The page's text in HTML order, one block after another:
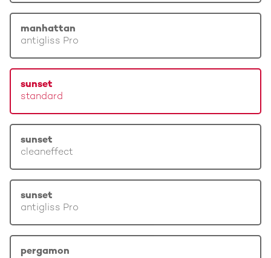
manhattan
antigliss Pro
sunset
standard
sunset
cleaneffect
sunset
antigliss Pro
pergamon